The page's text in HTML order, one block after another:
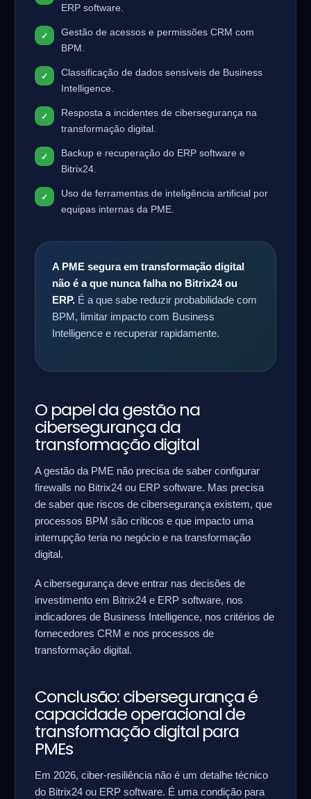
ERP software.
Gestão de acessos e permissões CRM com
BPM.
Classificação de dados sensíveis de Business
Intelligence.
Resposta a incidentes de cibersegurança na
transformação digital.
Backup e recuperação do ERP software e
Bitrix24.
Uso de ferramentas de inteligência artificial por
equipas internas da PME.
A PME segura em transformação digital
não é a que nunca falha no Bitrix24 ou
ERP. É a que sabe reduzir probabilidade com
BPM, limitar impacto com Business
Intelligence e recuperar rapidamente.
O papel da gestão na
cibersegurança da
transformação digital
A gestão da PME não precisa de saber configurar
firewalls no Bitrix24 ou ERP software. Mas precisa
de saber que riscos de cibersegurança existem, que
processos BPM são críticos e que impacto uma
interrupção teria no negócio e na transformação
digital.
A cibersegurança deve entrar nas decisões de
investimento em Bitrix24 e ERP software, nos
indicadores de Business Intelligence, nos critérios de
fornecedores CRM e nos processos de
transformação digital.
Conclusão: cibersegurança é
capacidade operacional de
transformação digital para
PMEs
Em 2026, ciber-resiliência não é um detalhe técnico
do Bitrix24 ou ERP software. É uma condição para